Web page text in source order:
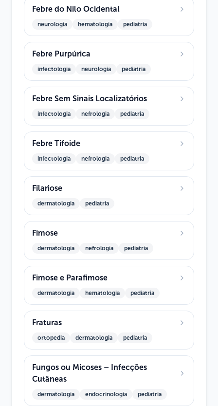
Febre do Nilo Ocidental
neurologia hematologia pediatria
Febre Purpúrica
infectologia neurologia pediatria
Febre Sem Sinais Localizatórios
infectologia nefrologia pediatria
Febre Tifoide
infectologia nefrologia pediatria
Filariose
dermatologia pediatria
Fimose
dermatologia nefrologia pediatria
Fimose e Parafimose
dermatologia hematologia pediatria
Fraturas
ortopedia dermatologia pediatria
Fungos ou Micoses – Infecções
Cutâneas
dermatologia endocrinologia pediatria